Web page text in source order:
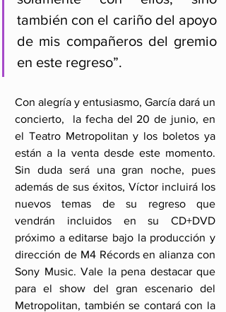
también con el cariño del apoyo
de mis compañeros del gremio
en este regreso”.
Con alegría y entusiasmo, García dará un
concierto,  la fecha del 20 de junio, en
el Teatro Metropolitan y los boletos ya
están a la venta desde este momento.
Sin duda será una gran noche, pues
además de sus éxitos, Víctor incluirá los
nuevos temas de su regreso que
vendrán incluidos en su CD+DVD
próximo a editarse bajo la producción y
dirección de M4 Récords en alianza con
Sony Music. Vale la pena destacar que
para el show del gran escenario del
Metropolitan, también se contará con la